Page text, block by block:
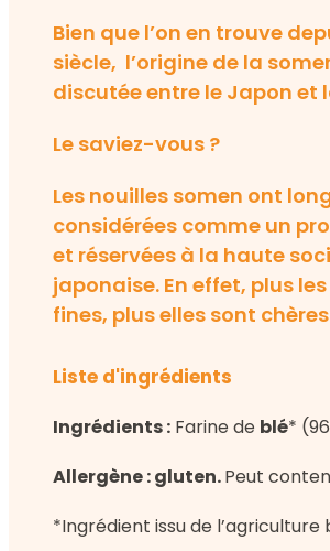
Bien que l’on en trouve
siècle, l’origine de la
discutée entre le Japon et
Le saviez-vous ?
Les nouilles somen ont
considérées comme un
et réservées à la haute
japonaise. En effet, plus
fines, plus elles sont
Liste d'ingrédients
Ingrédients : Farine de blé*
Allergène : gluten.Peut
*Ingrédient issu de l’agriculture